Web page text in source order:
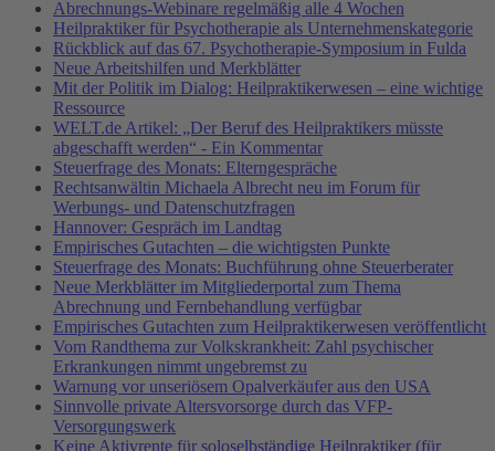
Abrechnungs-Webinare regelmäßig alle 4 Wochen
Heilpraktiker für Psychotherapie als Unternehmenskategorie
Rückblick auf das 67. Psychotherapie-Symposium in Fulda
Neue Arbeitshilfen und Merkblätter
Mit der Politik im Dialog: Heilpraktikerwesen – eine wichtige
Ressource
WELT.de Artikel: „Der Beruf des Heilpraktikers müsste
abgeschafft werden“ - Ein Kommentar
Steuerfrage des Monats: Elterngespräche
Rechtsanwältin Michaela Albrecht neu im Forum für
Werbungs- und Datenschutzfragen
Hannover: Gespräch im Landtag
Empirisches Gutachten – die wichtigsten Punkte
Steuerfrage des Monats: Buchführung ohne Steuerberater
Neue Merkblätter im Mitgliederportal zum Thema
Abrechnung und Fernbehandlung verfügbar
Empirisches Gutachten zum Heilpraktikerwesen veröffentlicht
Vom Randthema zur Volkskrankheit: Zahl psychischer
Erkrankungen nimmt ungebremst zu
Warnung vor unseriösem Opalverkäufer aus den USA
Sinnvolle private Altersvorsorge durch das VFP-
Versorgungswerk
Keine Aktivrente für soloselbständige Heilpraktiker (für